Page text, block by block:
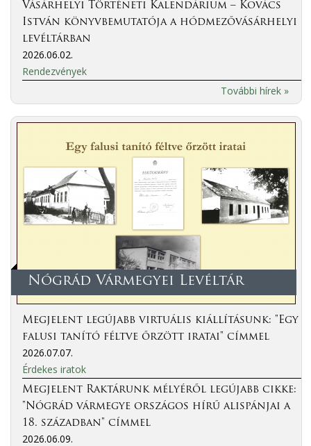
Vásárhelyi Történeti Kalendárium – Kovács
István könyvbemutatója a hódmezővásárhelyi
levéltárban
2026.06.02.
Rendezvények
További hírek »
Nógrád Vármegyei Levéltár
Megjelent legújabb virtuális kiállításunk: "Egy
falusi tanító féltve őrzött iratai" címmel
2026.07.07.
Érdekes iratok
Megjelent Raktárunk mélyéről legújabb cikke:
"Nógrád vármegye országos hírű alispánjai a
18. században" címmel
2026.06.09.